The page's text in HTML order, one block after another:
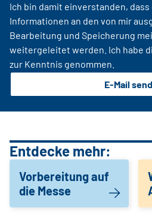
Ich bin damit einverstanden,
Informationen an den von mir
Bearbeitung und Speicherung
weitergeleitet werden. Ich habe
zur Kenntnis genommen.
E-Mail
Entdecke mehr:
Vorbereitung auf
die Messe